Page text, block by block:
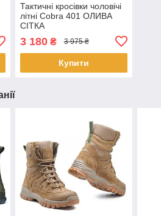
Тактичні кросівки чоловічі
літні Cobra 401 ОЛИВА
СІТКА
3 180₴ 3 975 ₴
Купити